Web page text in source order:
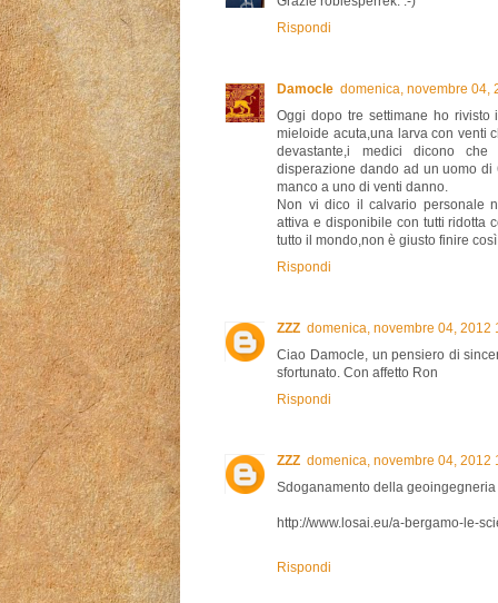
Rispondi
Damocle domenica, novembre 04,
Oggi dopo tre settimane ho
mieloide acuta,una larva con venti
devastante,i medici dicono
disperazione dando ad un uomo
manco a uno di venti danno.
Non vi dico il calvario personale
attiva e disponibile con tutti ridotta
tutto il mondo,non è giusto finire
Rispondi
ZZZ domenica, novembre 04, 2012
Ciao Damocle, un pensiero di
sfortunato. Con affetto Ron
Rispondi
ZZZ domenica, novembre 04, 2012
Sdoganamento della
http://www.losai.eu/a-bergamo-le-
Rispondi